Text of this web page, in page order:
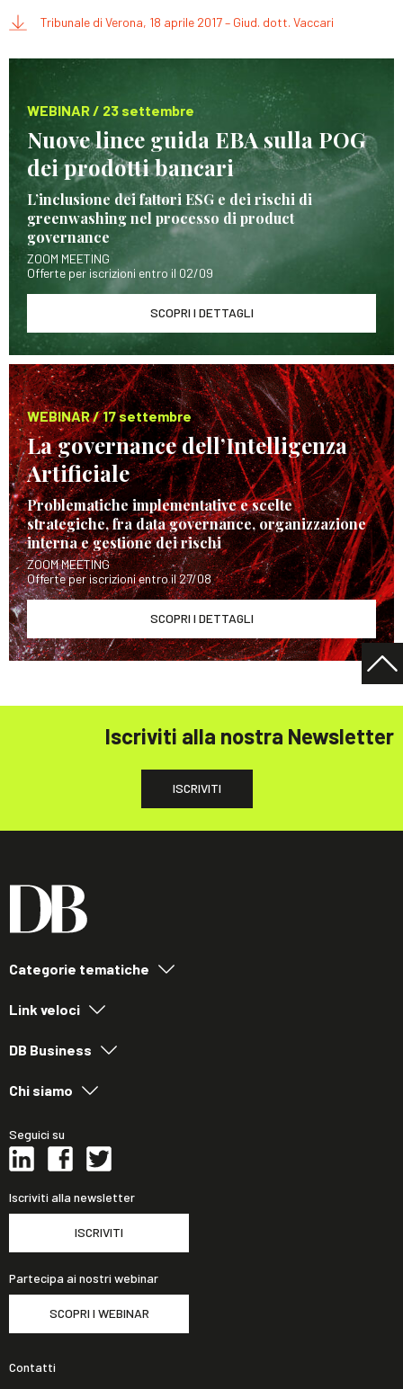
Tribunale di Verona, 18 aprile 2017 – Giud. dott. Vaccari
WEBINAR / 23 settembre
Nuove linee guida EBA sulla POG
dei prodotti bancari
L’inclusione dei fattori ESG e dei rischi di
greenwashing nel processo di product
governance
ZOOM MEETING
Offerte per iscrizioni entro il 02/09
SCOPRI I DETTAGLI
WEBINAR / 17 settembre
La governance dell’Intelligenza
Artificiale
Problematiche implementative e scelte
strategiche, fra data governance, organizzazione
interna e gestione dei rischi
ZOOM MEETING
Offerte per iscrizioni entro il 27/08
SCOPRI I DETTAGLI
Iscriviti alla nostra Newsletter
ISCRIVITI
Categorie tematiche
Link veloci
DB Business
Chi siamo
Seguici su
Iscriviti alla newsletter
ISCRIVITI
Partecipa ai nostri webinar
SCOPRI I WEBINAR
Contatti